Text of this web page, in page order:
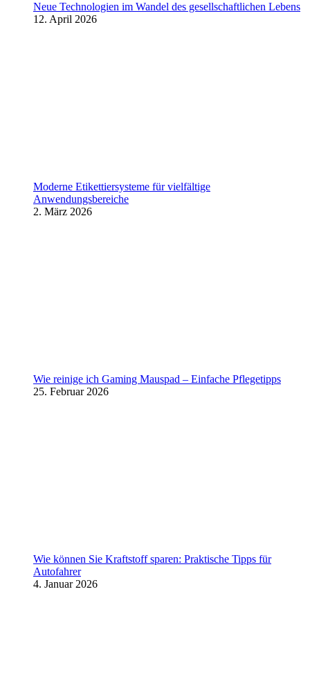
Neue Technologien im Wandel des gesellschaftlichen Lebens
12. April 2026
Moderne Etikettiersysteme für vielfältige
Anwendungsbereiche
2. März 2026
Wie reinige ich Gaming Mauspad – Einfache Pflegetipps
25. Februar 2026
Wie können Sie Kraftstoff sparen: Praktische Tipps für
Autofahrer
4. Januar 2026